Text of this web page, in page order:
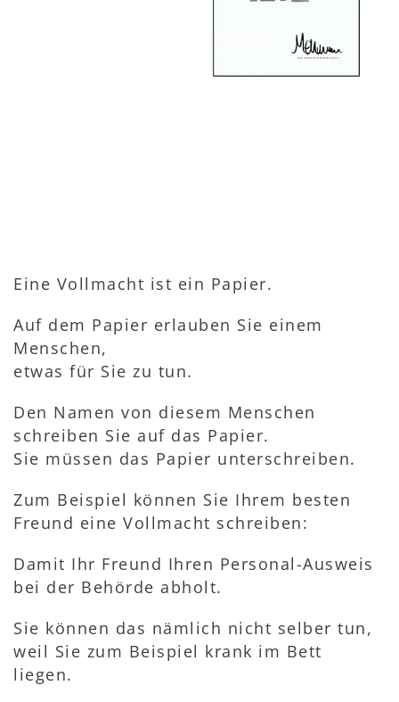
Eine Vollmacht ist ein Papier.
Auf dem Papier erlauben Sie einem
Menschen,
etwas für Sie zu tun.
Den Namen von diesem Menschen
schreiben Sie auf das Papier.
Sie müssen das Papier unterschreiben.
Zum Beispiel können Sie Ihrem besten
Freund eine Vollmacht schreiben:
Damit Ihr Freund Ihren Personal-Ausweis
bei der Behörde abholt.
Sie können das nämlich nicht selber tun,
weil Sie zum Beispiel krank im Bett
liegen.